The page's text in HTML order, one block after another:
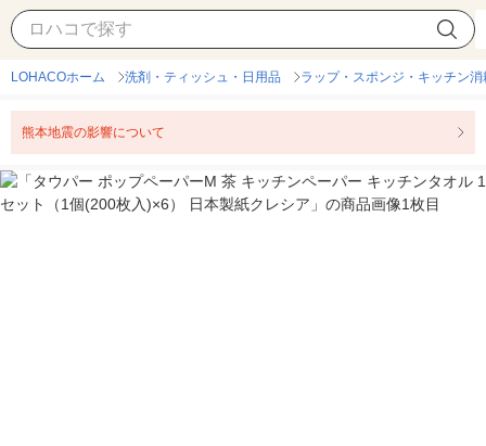
LOHACOホーム 洗剤・ティッシュ・日用品 ラップ・スポンジ・キッチン消
熊本地震の影響について